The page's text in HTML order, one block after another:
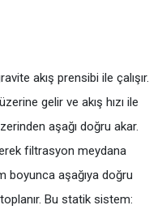
akış prensibi ile çalışır.
gelir ve akış hızı ile
aşağı doğru akar.
filtrasyon meydana
boyunca aşağıya doğru
Bu statik sistem: